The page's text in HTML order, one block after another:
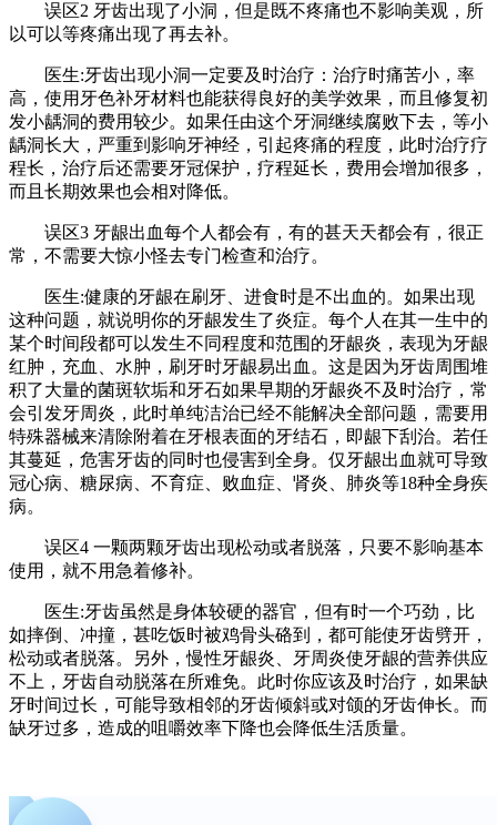
误区2 牙齿出现了小洞，但是既不疼痛也不影响美观，所
以可以等疼痛出现了再去补。
医生:牙齿出现小洞一定要及时治疗：治疗时痛苦小，率
高，使用牙色补牙材料也能获得良好的美学效果，而且修复初
发小龋洞的费用较少。如果任由这个牙洞继续腐败下去，等小
龋洞长大，严重到影响牙神经，引起疼痛的程度，此时治疗疗
程长，治疗后还需要牙冠保护，疗程延长，费用会增加很多，
而且长期效果也会相对降低。
误区3 牙龈出血每个人都会有，有的甚天天都会有，很正
常，不需要大惊小怪去专门检查和治疗。
医生:健康的牙龈在刷牙、进食时是不出血的。如果出现
这种问题，就说明你的牙龈发生了炎症。每个人在其一生中的
某个时间段都可以发生不同程度和范围的牙龈炎，表现为牙龈
红肿，充血、水肿，刷牙时牙龈易出血。这是因为牙齿周围堆
积了大量的菌斑软垢和牙石如果早期的牙龈炎不及时治疗，常
会引发牙周炎，此时单纯洁治已经不能解决全部问题，需要用
特殊器械来清除附着在牙根表面的牙结石，即龈下刮治。若任
其蔓延，危害牙齿的同时也侵害到全身。仅牙龈出血就可导致
冠心病、糖尿病、不育症、败血症、肾炎、肺炎等18种全身疾
病。
误区4 一颗两颗牙齿出现松动或者脱落，只要不影响基本
使用，就不用急着修补。
医生:牙齿虽然是身体较硬的器官，但有时一个巧劲，比
如摔倒、冲撞，甚吃饭时被鸡骨头硌到，都可能使牙齿劈开，
松动或者脱落。另外，慢性牙龈炎、牙周炎使牙龈的营养供应
不上，牙齿自动脱落在所难免。此时你应该及时治疗，如果缺
牙时间过长，可能导致相邻的牙齿倾斜或对颌的牙齿伸长。而
缺牙过多，造成的咀嚼效率下降也会降低生活质量。